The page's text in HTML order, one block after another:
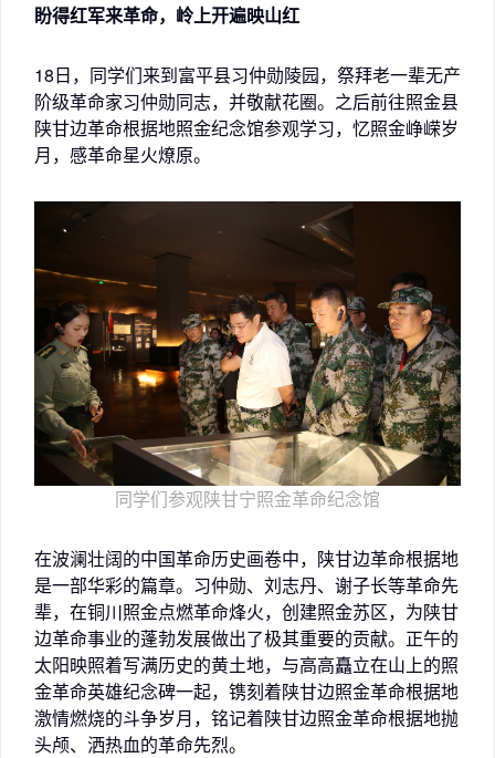
盼得红军来革命，岭上开遍映山红
18日，同学们来到富平县习仲勋陵园，祭拜老一辈无产
阶级革命家习仲勋同志，并敬献花圈。之后前往照金县
陕甘边革命根据地照金纪念馆参观学习，忆照金峥嵘岁
月，感革命星火燎原。
同学们参观陕甘宁照金革命纪念馆
在波澜壮阔的中国革命历史画卷中，陕甘边革命根据地
是一部华彩的篇章。习仲勋、刘志丹、谢子长等革命先
辈，在铜川照金点燃革命烽火，创建照金苏区，为陕甘
边革命事业的蓬勃发展做出了极其重要的贡献。正午的
太阳映照着写满历史的黄土地，与高高矗立在山上的照
金革命英雄纪念碑一起，镌刻着陕甘边照金革命根据地
激情燃烧的斗争岁月，铭记着陕甘边照金革命根据地抛
头颅、洒热血的革命先烈。